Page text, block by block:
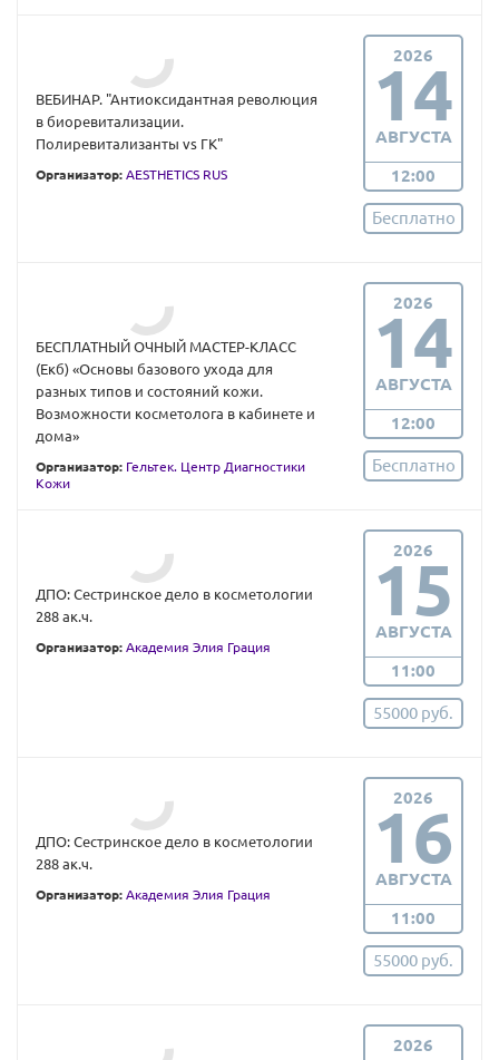
ВЕБИНАР. "Антиоксидантная революция
в биоревитализации.
Полиревитализанты vs ГК"
Организатор: AESTHETICS RUS
2026
14
АВГУСТА
12:00
Бесплатно
БЕСПЛАТНЫЙ ОЧНЫЙ МАСТЕР-КЛАСС
(Екб) «Основы базового ухода для
разных типов и состояний кожи.
Возможности косметолога в кабинете и
дома»
Организатор: Гельтек. Центр Диагностики
Кожи
2026
14
АВГУСТА
12:00
Бесплатно
ДПО: Сестринское дело в косметологии
288 ак.ч.
Организатор: Академия Элия Грация
2026
15
АВГУСТА
11:00
55000 руб.
ДПО: Сестринское дело в косметологии
288 ак.ч.
Организатор: Академия Элия Грация
2026
16
АВГУСТА
11:00
55000 руб.
2026